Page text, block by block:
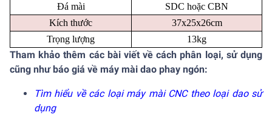
Đá mài
SDC hoặc CBN
Kích thước
37x25x26cm
Trọng lượng
13kg
Tham khảo thêm các bài viết về cách phân loại, sử dụng
cũng như báo giá về máy mài dao phay ngón:
Tìm hiểu về các loại máy mài CNC theo loại dao sử
dụng